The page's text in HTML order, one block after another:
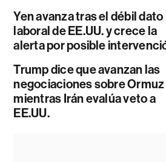
Yen avanza tras el débil dato
laboral de EE.UU. y crece la
alerta por posible
Trump dice que avanzan las
negociaciones sobre Ormuz
mientras Irán evalúa veto a
EE.UU.